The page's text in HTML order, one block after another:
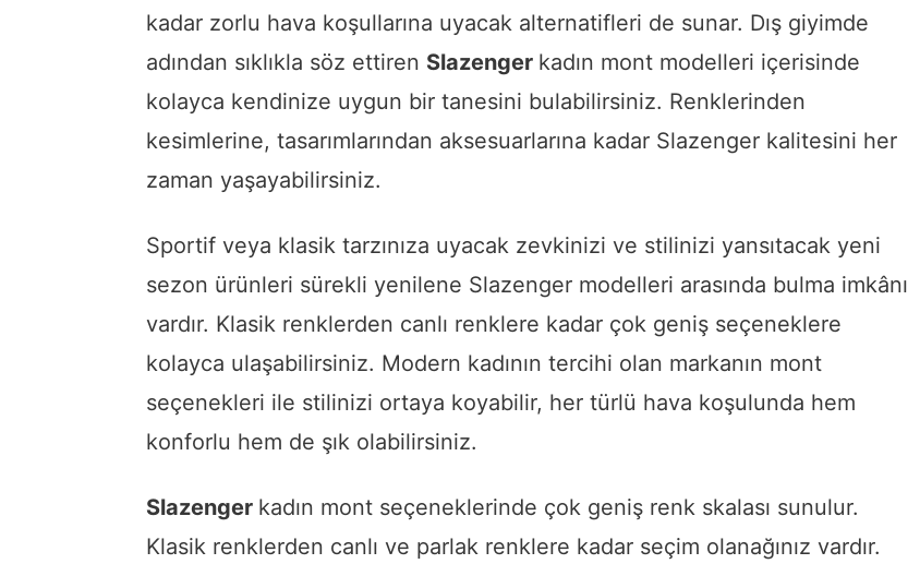
kadar zorlu hava koşullarına uyacak alternatifleri de sunar. Dış giyimde
adından sıklıkla söz ettiren Slazenger kadın mont modelleri içerisinde
kolayca kendinize uygun bir tanesini bulabilirsiniz. Renklerinden
kesimlerine, tasarımlarından aksesuarlarına kadar Slazenger kalitesini her
zaman yaşayabilirsiniz.
Sportif veya klasik tarzınıza uyacak zevkinizi ve stilinizi yansıtacak yeni
sezon ürünleri sürekli yenilene Slazenger modelleri arasında bulma imkânı
vardır. Klasik renklerden canlı renklere kadar çok geniş seçeneklere
kolayca ulaşabilirsiniz. Modern kadının tercihi olan markanın mont
seçenekleri ile stilinizi ortaya koyabilir, her türlü hava koşulunda hem
konforlu hem de şık olabilirsiniz.
Slazenger kadın mont seçeneklerinde çok geniş renk skalası sunulur.
Klasik renklerden canlı ve parlak renklere kadar seçim olanağınız vardır.